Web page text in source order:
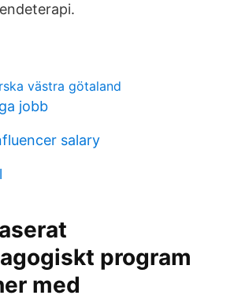
västra götaland
jobb
salary
program
med